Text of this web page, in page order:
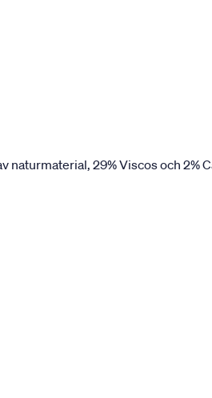
29% Viscos och 2%